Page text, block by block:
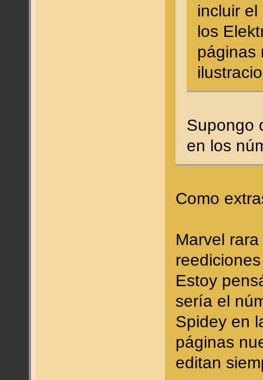
incluir
los
páginas
Supongo
en los
Como
Marvel
Estoy
sería el
Spidey en
páginas
editan